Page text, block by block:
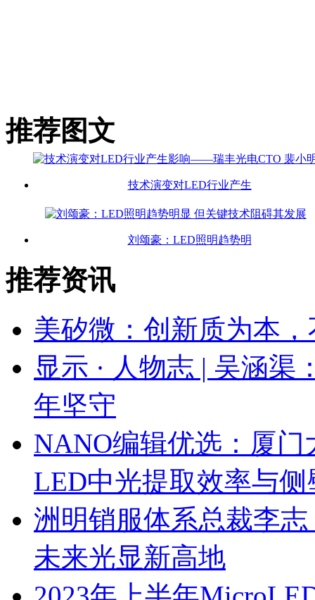
推荐图文
技术演变对LED行业产生
刘颂豪：LED照明趋势明
推荐资讯
美矽微：创新质为本
显示 · 人物志 | 吴涵渠
年坚守
NANO编辑优选：厦
LED中光提取效率与
洲明销服体系总裁李
未来光显新高地